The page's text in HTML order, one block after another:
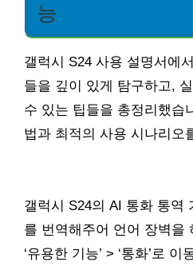
능
갤럭시 S24 사용 설명서에
들을 깊이 있게 탐구하고,
수 있는 팁들을 총정리했습
법과 최적의 사용 시나리오
갤럭시 S24의 AI 통화 통역
를 번역해주어 언어 장벽을
‘유용한 기능’ > ‘통화’로 이